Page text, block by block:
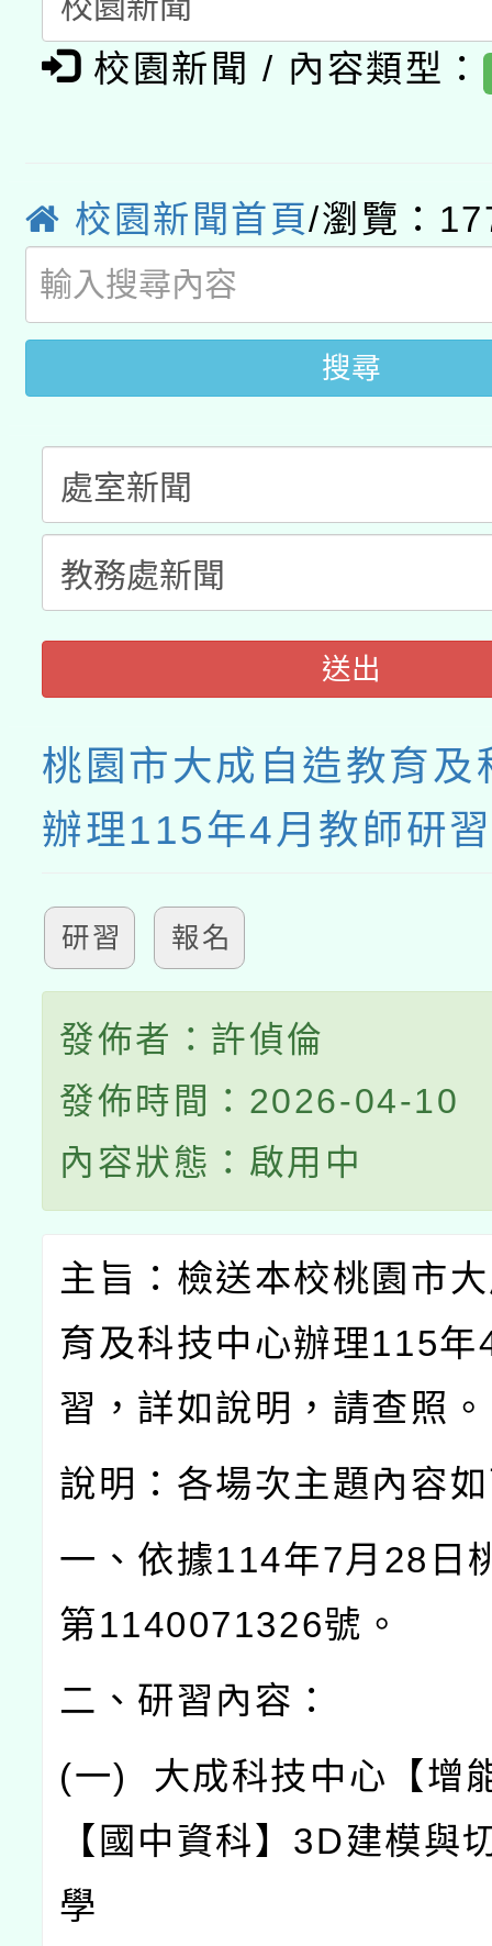
礎課程
A3數位素養講師名單
「數位內容與教學軟
薪期間赴陸應申請許可
業技術研究院辦理「
用水績優單位及節水達
115年8月22日(星期六
桃園市孔廟祈福系列
開 智慧啟航」
2026年桃園地景藝術
校園新聞 / 內容類型：
校園新聞首頁/瀏覽：
搜尋
送出
桃園市大成自造教育及
辦理115年4月教師研習
研習 報名
發佈者：許偵倫
發佈時間：2026-04-10
內容狀態：啟用中
主旨：檢送本校桃園市
育及科技中心辦理115年
習，詳如說明，請查照。
說明：各場次主題內容
一、依據114年7月 28 日
第1140071326號。
二、研習內容：
(一) 大成科技中心【增
【國中資科】 3D建模與
學